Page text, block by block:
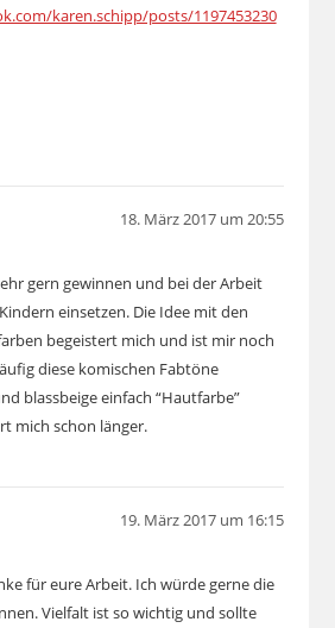
karen.schipp/posts/1197453230
18. März 2017 um 20:55
gern gewinnen und bei der Arbeit
einsetzen. Die Idee mit den
begeistert mich und ist mir noch
diese komischen Fabtöne
blassbeige einfach “Hautfarbe”
mich schon länger.
19. März 2017 um 16:15
für eure Arbeit. Ich würde gerne die
Vielfalt ist so wichtig und sollte